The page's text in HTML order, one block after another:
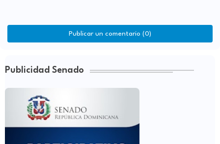
Publicar un comentario (0)
Publicidad Senado